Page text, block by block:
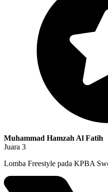
Muhammad Hamzah Al Fatih
Juara 3
Lomba Freestyle pada KPBA